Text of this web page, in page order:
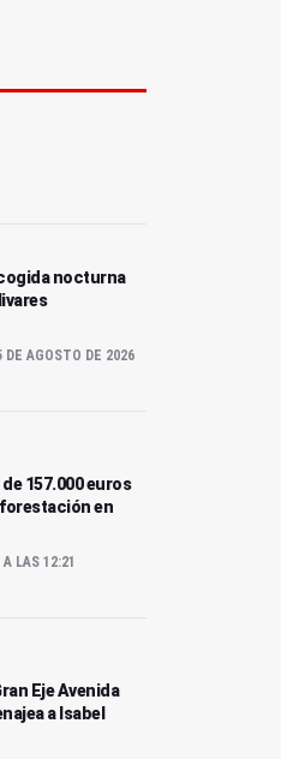
nocturna
DE AGOSTO DE 2026
157.000 euros
en
A LAS 12:21
Eje Avenida
a Isabel